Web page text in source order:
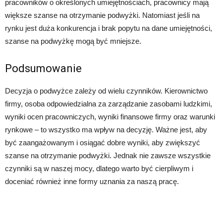
pracowników o określonych umiejętnościach, pracownicy mają
większe szanse na otrzymanie podwyżki. Natomiast jeśli na
rynku jest duża konkurencja i brak popytu na dane umiejętności,
szanse na podwyżkę mogą być mniejsze.
Podsumowanie
Decyzja o podwyżce zależy od wielu czynników. Kierownictwo
firmy, osoba odpowiedzialna za zarządzanie zasobami ludzkimi,
wyniki ocen pracowniczych, wyniki finansowe firmy oraz warunki
rynkowe – to wszystko ma wpływ na decyzję. Ważne jest, aby
być zaangażowanym i osiągać dobre wyniki, aby zwiększyć
szanse na otrzymanie podwyżki. Jednak nie zawsze wszystkie
czynniki są w naszej mocy, dlatego warto być cierpliwym i
doceniać również inne formy uznania za naszą pracę.